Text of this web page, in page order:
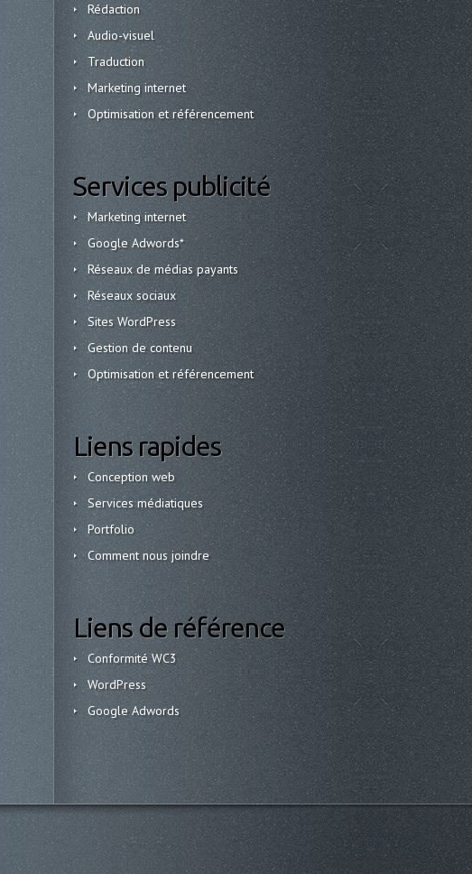
Rédaction
Audio-visuel
Traduction
Marketing internet
Optimisation et référencement
Services publicité
Marketing internet
Google Adwords*
Réseaux de médias payants
Réseaux sociaux
Sites WordPress
Gestion de contenu
Optimisation et référencement
Liens rapides
Conception web
Services médiatiques
Portfolio
Comment nous joindre
Liens de référence
Conformité WC3
WordPress
Google Adwords